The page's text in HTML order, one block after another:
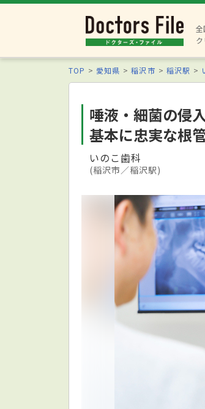
全
TOP 愛知県 稲沢市 稲沢駅
唾液・細菌の侵
基本に忠実な根
いのこ歯科
(稲沢市／稲沢駅)